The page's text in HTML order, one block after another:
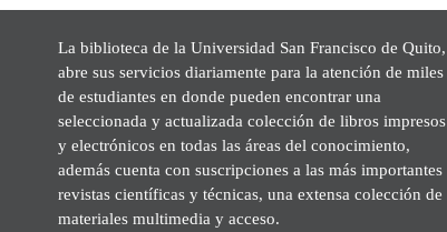
La biblioteca de la Universidad San Francisco de Quito,
abre sus servicios diariamente para la atención de miles
de estudiantes en donde pueden encontrar una
seleccionada y actualizada colección de libros impresos
y electrónicos en todas las áreas del conocimiento,
además cuenta con suscripciones a las más importantes
revistas científicas y técnicas, una extensa colección de
materiales multimedia y acceso.